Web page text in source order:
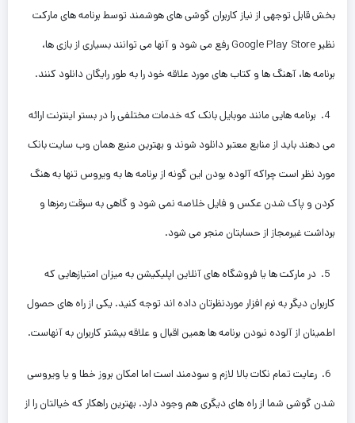
بخش قابل توجهی از نیاز کاربران گوشی های هوشمند توسط برنامه های مارکت
نظیر Google Play Store رفع می شود و آنها می توانند بسیاری از بازی ها،
برنامه ها، آهنگ ها و کتاب های مورد علاقه خود را به طور رایگان دانلود کنند.
4. برنامه هایی مانند موبایل بانک که خدمات مختلفی را در بستر اینترنت ارائه
می دهند باید از منابع معتبر دانلود شوند و بهترین منبع همان وب سایت بانک
مورد نظر است چراکه آلوده بودن این گونه از برنامه ها به ویروس تنها به هنگ
کردن و پاک شدن عکس و فایل خلاصه نمی شود و گاهی به سرقت رمزها و
برداشت غیرمجاز از حسابتان منجر می شود.
5. در مارکت ها یا فروشگاه های آنلاین اپلیکیشن به میزان امتیازهایی که
کاربران دیگر به نرم افزار موردنظرتان داده اند توجه کنید. یکی از راه های حصول
اطمینان از آلوده نبودن برنامه ها همین اقبال و علاقه بیشتر کاربران به آنهاست.
6. رعایت تمام نکات بالا لازم و سودمند است اما امکان بروز خطا و یا ویروسی
شدن گوشی شما از راه های دیگری هم وجود دارد. بهترین راهکار که خیالتان را از